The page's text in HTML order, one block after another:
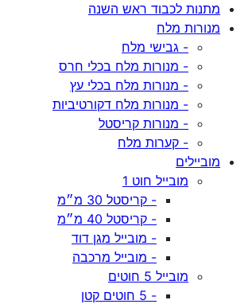
מתנות לכבוד ראש השנה
מנורות מלח
- גבישי מלח
- מנורות מלח בכלי חרס
- מנורות מלח בכלי עץ
- מנורות מלח דקורטיביות
- מנורות קריסטל
- קערות מלח
מוביילים
מובייל חוט 1
- קריסטל 30 מ״מ
- קריסטל 40 מ״מ
- מובייל מגן דוד
- מובייל מרכבה
מובייל 5 חוטים
- 5 חוטים קטן